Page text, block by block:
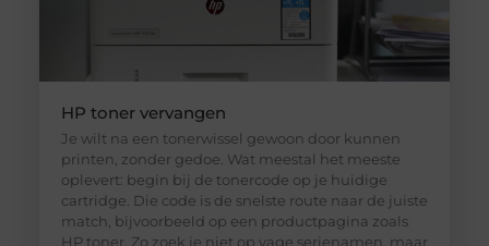
HP toner vervangen
Je wilt na een tonerwissel gewoon door kunnen
printen, zonder gedoe. Wat meestal het meeste
oplevert: begin bij de tonercode op je huidige
cartridge. Die code is de snelste route naar de juiste
match, bijvoorbeeld op een productpagina zoals
HP toner. Zo zoek je niet op vage serienamen, maar